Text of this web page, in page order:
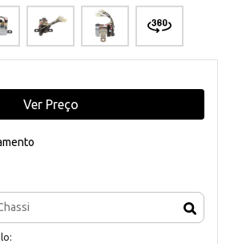
Ver Preço